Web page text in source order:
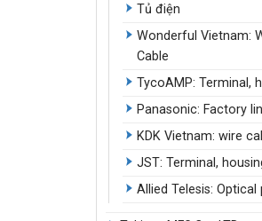
Tủ điện
Wonderful Vietnam:
Cable
TycoAMP: Terminal,
Panasonic: Factory
KDK Vietnam: wire
JST: Terminal,
Allied Telesis: Optical